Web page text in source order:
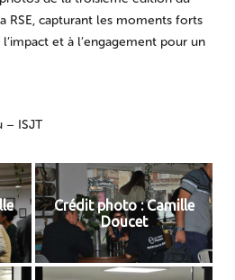
RSE, capturant les moments forts
et à l’engagement pour un
– ISJT
Crédit photo : Camille
Doucet